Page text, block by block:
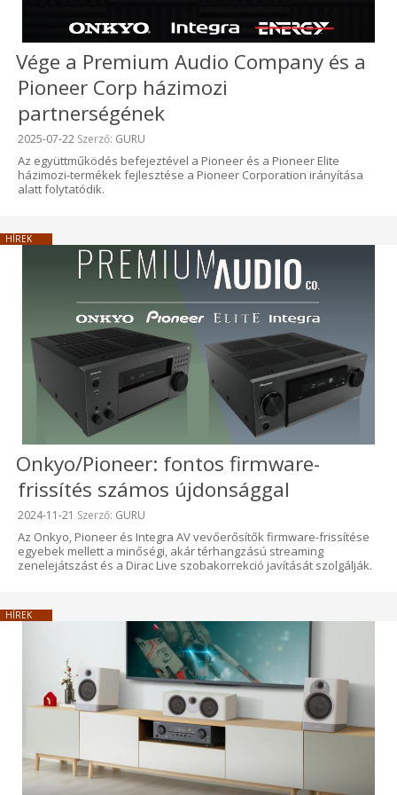
Vége a Premium Audio Company és a
Pioneer Corp házimozi
partnerségének
Beküldve:
2025-07-22 Szerző: GURU
Az együttműködés befejeztével a Pioneer és a Pioneer Elite
házimozi-termékek fejlesztése a Pioneer Corporation irányítása
alatt folytatódik.
HÍREK
Onkyo/Pioneer: fontos firmware-
frissítés számos újdonsággal
Beküldve:
2024-11-21 Szerző: GURU
Az Onkyo, Pioneer és Integra AV vevőerősítők firmware-frissítése
egyebek mellett a minőségi, akár térhangzású streaming
zenelejátszást és a Dirac Live szobakorrekció javítását szolgálják.
HÍREK